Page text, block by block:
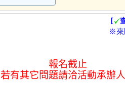
[
※來
報名截止
若有其它問題請洽活動承辦